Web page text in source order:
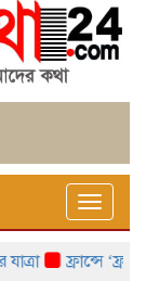
Toggle
ফ্রান্সে ‘ফ্রাঙ্কো